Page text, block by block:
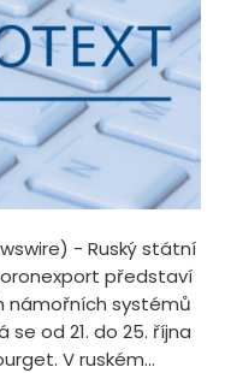
- Ruský státní
představí
námořních systémů
se od 21. do 25. října
V ruském...